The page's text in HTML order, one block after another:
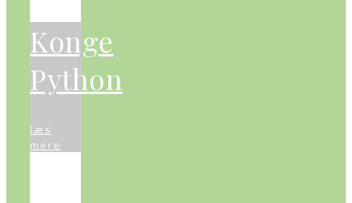
Konge
Python
læs
mere